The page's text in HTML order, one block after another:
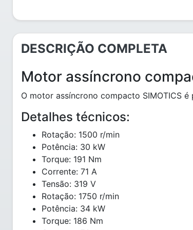
DESCRIÇÃO COMPLETA
Motor assíncrono
O motor assíncrono compacto SIMOTICS
Detalhes técnicos:
Rotação: 1500 r/min
Potência: 30 kW
Torque: 191 Nm
Corrente: 71 A
Tensão: 319 V
Rotação: 1750 r/min
Potência: 34 kW
Torque: 186 Nm